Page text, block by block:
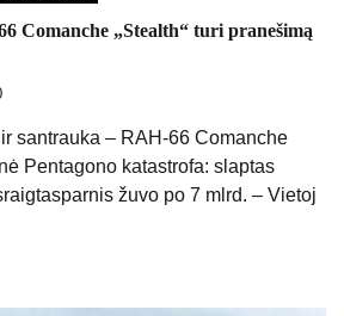
Comanche „Stealth“ turi pranešimą
santrauka – RAH-66 Comanche
Pentagono katastrofa: slaptas
žuvo po 7 mlrd. – Vietoj